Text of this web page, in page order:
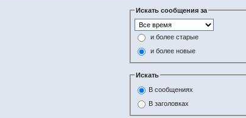
Искать сообщения за
и более старые
и более новые
Искать
В сообщениях
В заголовках